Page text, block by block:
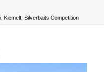
, Kiemelt, Silverbaits Competition